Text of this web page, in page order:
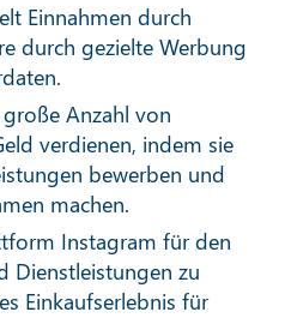
Einnahmen durch
durch gezielte Werbung
Anzahl von
verdienen, indem sie
bewerben und
machen.
Instagram für den
Dienstleistungen zu
Einkaufserlebnis für